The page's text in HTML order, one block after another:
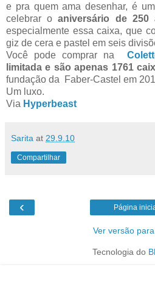
e pra quem ama desenhar, é
celebrar oaniversário de 250
especialmente essa caixa, que
giz de cera e pastel em seis
Você pode comprar na
limitada e são apenas 1761
fundação da Faber-Castel em
Um luxo.
Via Hyperbeast
Sarita at 29.9.10
Compartilhar
‹ Página
Ver versão
Tecnologia do